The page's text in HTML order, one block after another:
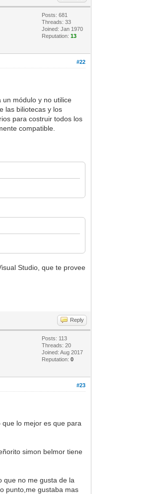
Posts: 681
Threads: 33
Joined: Jan 1970
Reputation:13
#22
un módulo y no utilice
las biliotecas y los
para costruir todos los
compatible.
Studio, que te provee
Reply
Posts: 113
Threads: 20
Joined: Aug 2017
Reputation:0
#23
lo mejor es que para
simon belmor tiene
que no me gusta de la
punto,me gustaba mas